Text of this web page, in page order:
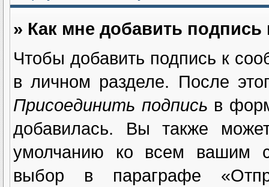
» Как мне добавить
Чтобы добавить подпись к
в личном разделе. После
Присоединить подпись в
добавилась. Вы также
умолчанию ко всем вашим
выбор в параграфе